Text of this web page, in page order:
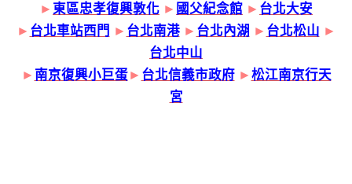
► 東區忠孝復興敦化 ► 國父紀念館 ► 台北大安
► 台北車站西門 ► 台北南港 ► 台北內湖 ► 台北松山 ►
台北中山
► 南京復興小巨蛋► 台北信義市政府► 松江南京行天
宮